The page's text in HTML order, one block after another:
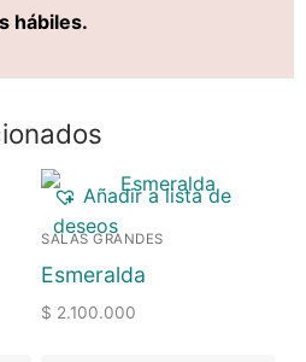
hábiles.
Añadir a lista de
deseos
SALAS GRANDES
Esmeralda
$ 2.100.000